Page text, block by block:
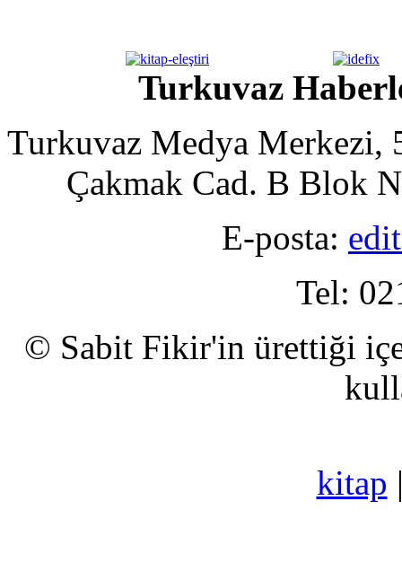
Turkuvaz
Turkuvaz Medya Merkezi,
Çakmak Cad. B Blok
E-posta:
Tel:
© Sabit Fikir'in ürettiği
kitap